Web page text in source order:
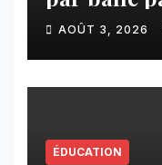
AOÛT 3, 2026
ÉDUCATION